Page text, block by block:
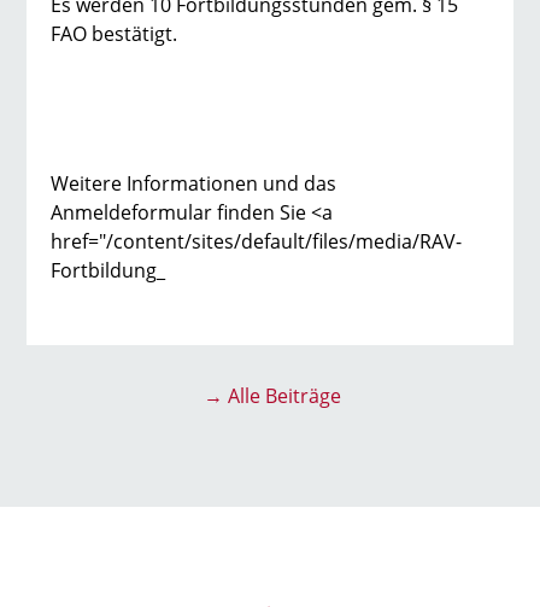
FAO bestätigt.
Weitere Informationen und das
Anmeldeformular finden Sie <a
href="/content/sites/default/files/media/RAV-
Fortbildung_
→ Alle Beiträge